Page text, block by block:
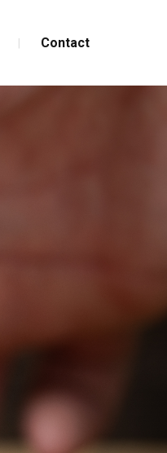
Contact